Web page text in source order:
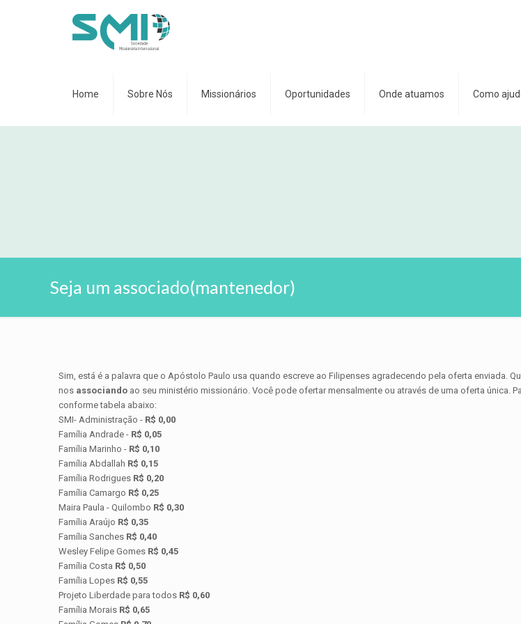
Home Sobre Nós Missionários Oportunidades Onde atuamos Como
Seja um associado(mantenedor)
Sim, está é a palavra que o Apóstolo Paulo usa quando escreve ao Filipenses agradecendo pela oferta enviada.
nos associando ao seu ministério missionário. Você pode ofertar mensalmente ou através de uma oferta
conforme tabela abaixo:
SMI- Administração - R$ 0,00
Família Andrade - R$ 0,05
Família Marinho - R$ 0,10
Família Abdallah R$ 0,15
Família Rodrigues R$ 0,20
Família Camargo R$ 0,25
Maira Paula - Quilombo R$ 0,30
Família Araújo R$ 0,35
Família Sanches R$ 0,40
Wesley Felipe Gomes R$ 0,45
Família Costa R$ 0,50
Família Lopes R$ 0,55
Projeto Liberdade para todos R$ 0,60
Família Morais R$ 0,65